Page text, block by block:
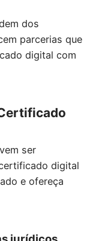
dos
parcerias que
digital com
ser
digital
e ofereça